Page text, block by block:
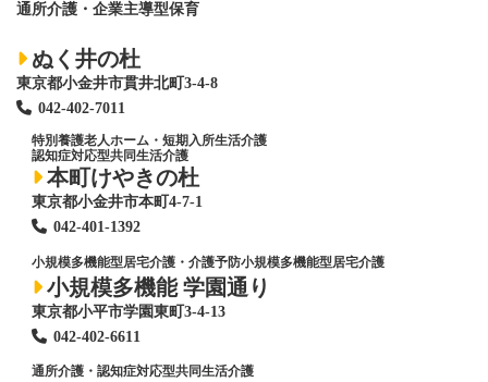
通所介護・企業主導型保育
ぬく井の杜
東京都小金井市貫井北町3-4-8
042-402-7011
特別養護老人ホーム ・短期入所生活介護
認知症対応型共同生活介護
本町けやきの杜
東京都小金井市本町4-7-1
042-401-1392
小規模多機能型居宅介護・介護予防小規模多機能型居宅介護
小規模多機能 学園通り
東京都小平市学園東町3-4-13
042-402-6611
通所介護・認知症対応型共同生活介護